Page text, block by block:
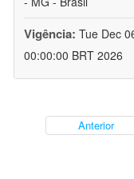
Vigência: Tue Dec
00:00:00 BRT 2026
Anterior